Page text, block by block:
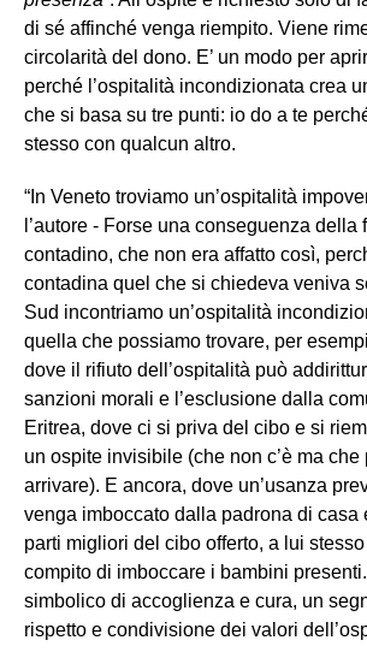
di sé affinché venga riempito. Viene
circolarità del dono. E’ un modo per
perché l’ospitalità incondizionata crea
che si basa su tre punti: io do a te
stesso con qualcun altro.
“In Veneto troviamo un’ospitalità
l’autore - Forse una conseguenza della
contadino, che non era affatto così,
contadina quel che si chiedeva veniva
Sud incontriamo un’ospitalità
quella che possiamo trovare, per
dove il rifiuto dell’ospitalità può
sanzioni morali e l’esclusione dalla
Eritrea, dove ci si priva del cibo e si
un ospite invisibile (che non c’è ma che
arrivare). E ancora, dove un’usanza
venga imboccato dalla padrona di casa
parti migliori del cibo offerto, a lui stesso
compito di imboccare i bambini
simbolico di accoglienza e cura, un
rispetto e condivisione dei valori